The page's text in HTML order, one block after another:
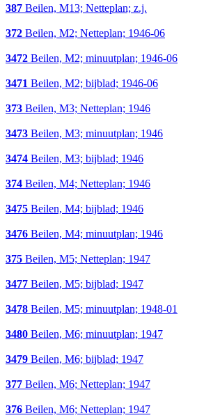
387 Beilen, M13; Netteplan; z.j.
372 Beilen, M2; Netteplan; 1946-06
3472 Beilen, M2; minuutplan; 1946-06
3471 Beilen, M2; bijblad; 1946-06
373 Beilen, M3; Netteplan; 1946
3473 Beilen, M3; minuutplan; 1946
3474 Beilen, M3; bijblad; 1946
374 Beilen, M4; Netteplan; 1946
3475 Beilen, M4; bijblad; 1946
3476 Beilen, M4; minuutplan; 1946
375 Beilen, M5; Netteplan; 1947
3477 Beilen, M5; bijblad; 1947
3478 Beilen, M5; minuutplan; 1948-01
3480 Beilen, M6; minuutplan; 1947
3479 Beilen, M6; bijblad; 1947
377 Beilen, M6; Netteplan; 1947
376 Beilen, M6; Netteplan; 1947